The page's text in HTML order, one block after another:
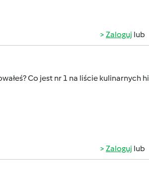
Zaloguj lub
Co jest nr 1 na liście kulinarnych
Zaloguj lub